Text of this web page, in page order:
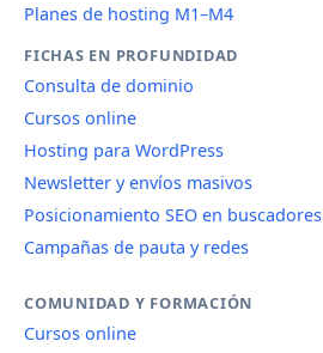
Planes de hosting M1–M4
FICHAS EN PROFUNDIDAD
Consulta de dominio
Cursos online
Hosting para WordPress
Newsletter y envíos masivos
Posicionamiento SEO en buscadores
Campañas de pauta y redes
COMUNIDAD Y FORMACIÓN
Cursos online